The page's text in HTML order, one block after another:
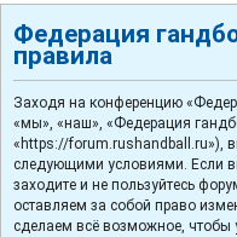
Федерация
правила
Заходя на конференцию
«мы», «наш», «Федерация
«https://forum.rushandball.ru»),
следующими условиями. Если
заходите и не пользуйтесь
оставляем за собой право
сделаем всё возможное, чтобы